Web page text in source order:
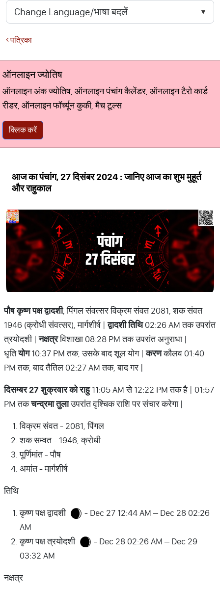
पत्रिका
ऑनलाइन ज्योतिष
ऑनलाइन अंक ज्योतिष, ऑनलाइन पंचांग कैलेंडर, ऑनलाइन टैरो कार्ड
रीडर, ऑनलाइन फॉर्च्यून कुकी, मैच टूल्स
क्लिक करें
आज का पंचांग, 27 दिसंबर 2024 : जानिए आज का शुभ मुहूर्त
और राहुकाल
पौष कृष्ण पक्ष द्वादशी, पिंगल संवत्सर विक्रम संवत 2081, शक संवत
1946 (क्रोधी संवत्सर), मार्गशीर्ष |द्वादशी तिथि02:26 AM तक उपरांत
त्रयोदशी |नक्षत्रविशाखा 08:28 PM तक उपरांत अनुराधा |
धृतियोग10:37 PM तक, उसके बाद शूल योग |करणकौलव 01:40
PM तक, बाद तैतिल 02:27 AM तक, बाद गर |
दिसम्बर 27 शुक्रवार को राहु11:05 AM से 12:22 PM तक है | 01:57
PM तकचन्द्रमा तुलाउपरांत वृश्चिक राशि पर संचार करेगा |
विक्रम संवत - 2081, पिंगल
शक सम्वत - 1946, क्रोधी
पूर्णिमांत - पौष
अमांत - मार्गशीर्ष
तिथि
कृष्ण पक्ष द्वादशी
- Dec 27 12:44 AM – Dec 28 02:26
AM
कृष्ण पक्ष त्रयोदशी
- Dec 28 02:26 AM – Dec 29
03:32 AM
नक्षत्र